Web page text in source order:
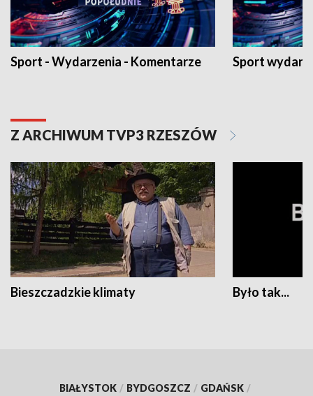
Sport - Wydarzenia - Komentarze Sport
Z ARCHIWUM TVP3 RZESZÓW
Bieszczadzkie klimaty Było tak...
BIAŁYSTOK / BYDGOSZCZ / GDAŃSK /